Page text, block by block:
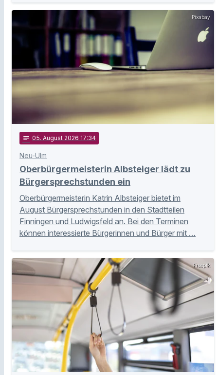
Pixabay
notes 05. August 2026 17:34
Neu-Ulm
Oberbürgermeisterin Albsteiger lädt zu
Bürgersprechstunden ein
Oberbürgermeisterin Katrin Albsteiger bietet im
August Bürgersprechstunden in den Stadtteilen
Finningen und Ludwigsfeld an. Bei den Terminen
können interessierte Bürgerinnen und Bürger mit …
Freepik